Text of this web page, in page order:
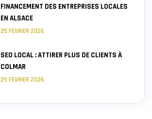
FINANCEMENT DES ENTREPRISES LOCALES
EN ALSACE
25 FÉVRIER 2026
SEO LOCAL : ATTIRER PLUS DE CLIENTS À
COLMAR
25 FÉVRIER 2026